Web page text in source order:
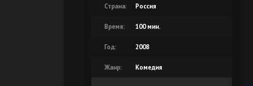
Страна: Россия
Время: 100 мин.
Год: 2008
Жанр: Комедия